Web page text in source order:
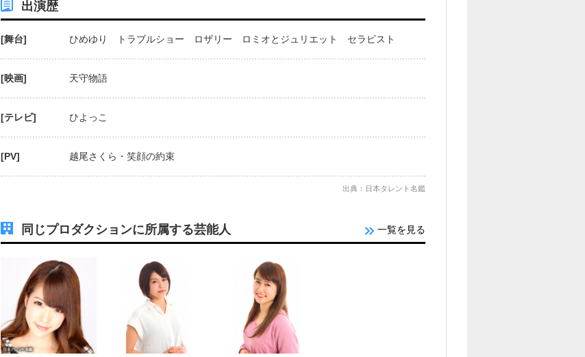
出演歴
[舞台] ひめゆり トラブルショー ロザリー ロミオとジュリエット セラピスト
[映画] 天守物語
[テレビ] ひよっこ
[PV] 越尾さくら・笑顔の約束
出典：日本タレント名鑑
同じプロダクションに所属する芸能人 一覧を見る